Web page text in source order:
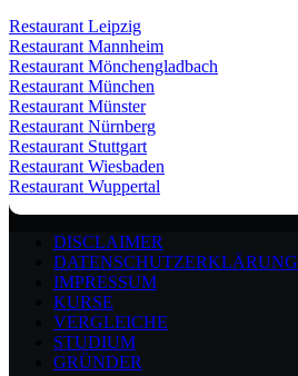
Restaurant Leipzig
Restaurant Mannheim
Restaurant Mönchengladbach
Restaurant München
Restaurant Münster
Restaurant Nürnberg
Restaurant Stuttgart
Restaurant Wiesbaden
Restaurant Wuppertal
DISCLAIMER
DATENSCHUTZERKLÄRUNG
IMPRESSUM
KURSE
VERGLEICHE
STUDIUM
GRÜNDER